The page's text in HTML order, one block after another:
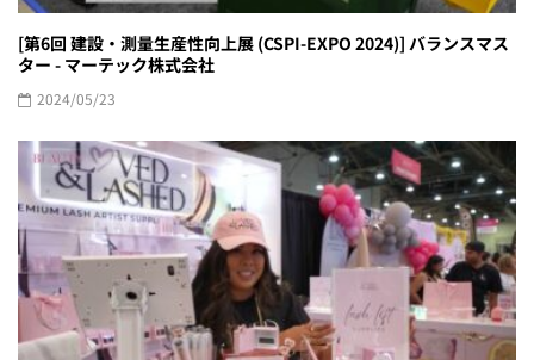
[第6回 建設・測量生産性向上展 (CSPI-EXPO 2024)] バランスマス
ター - マーテック株式会社
2024/05/23